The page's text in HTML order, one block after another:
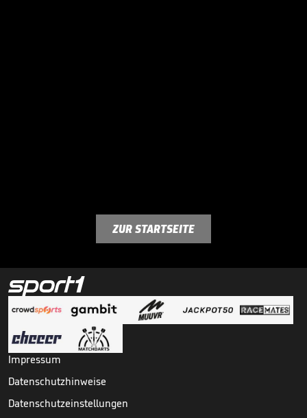
ZUR STARTSEITE
Impressum
Datenschutzhinweise
Datenschutzeinstellungen